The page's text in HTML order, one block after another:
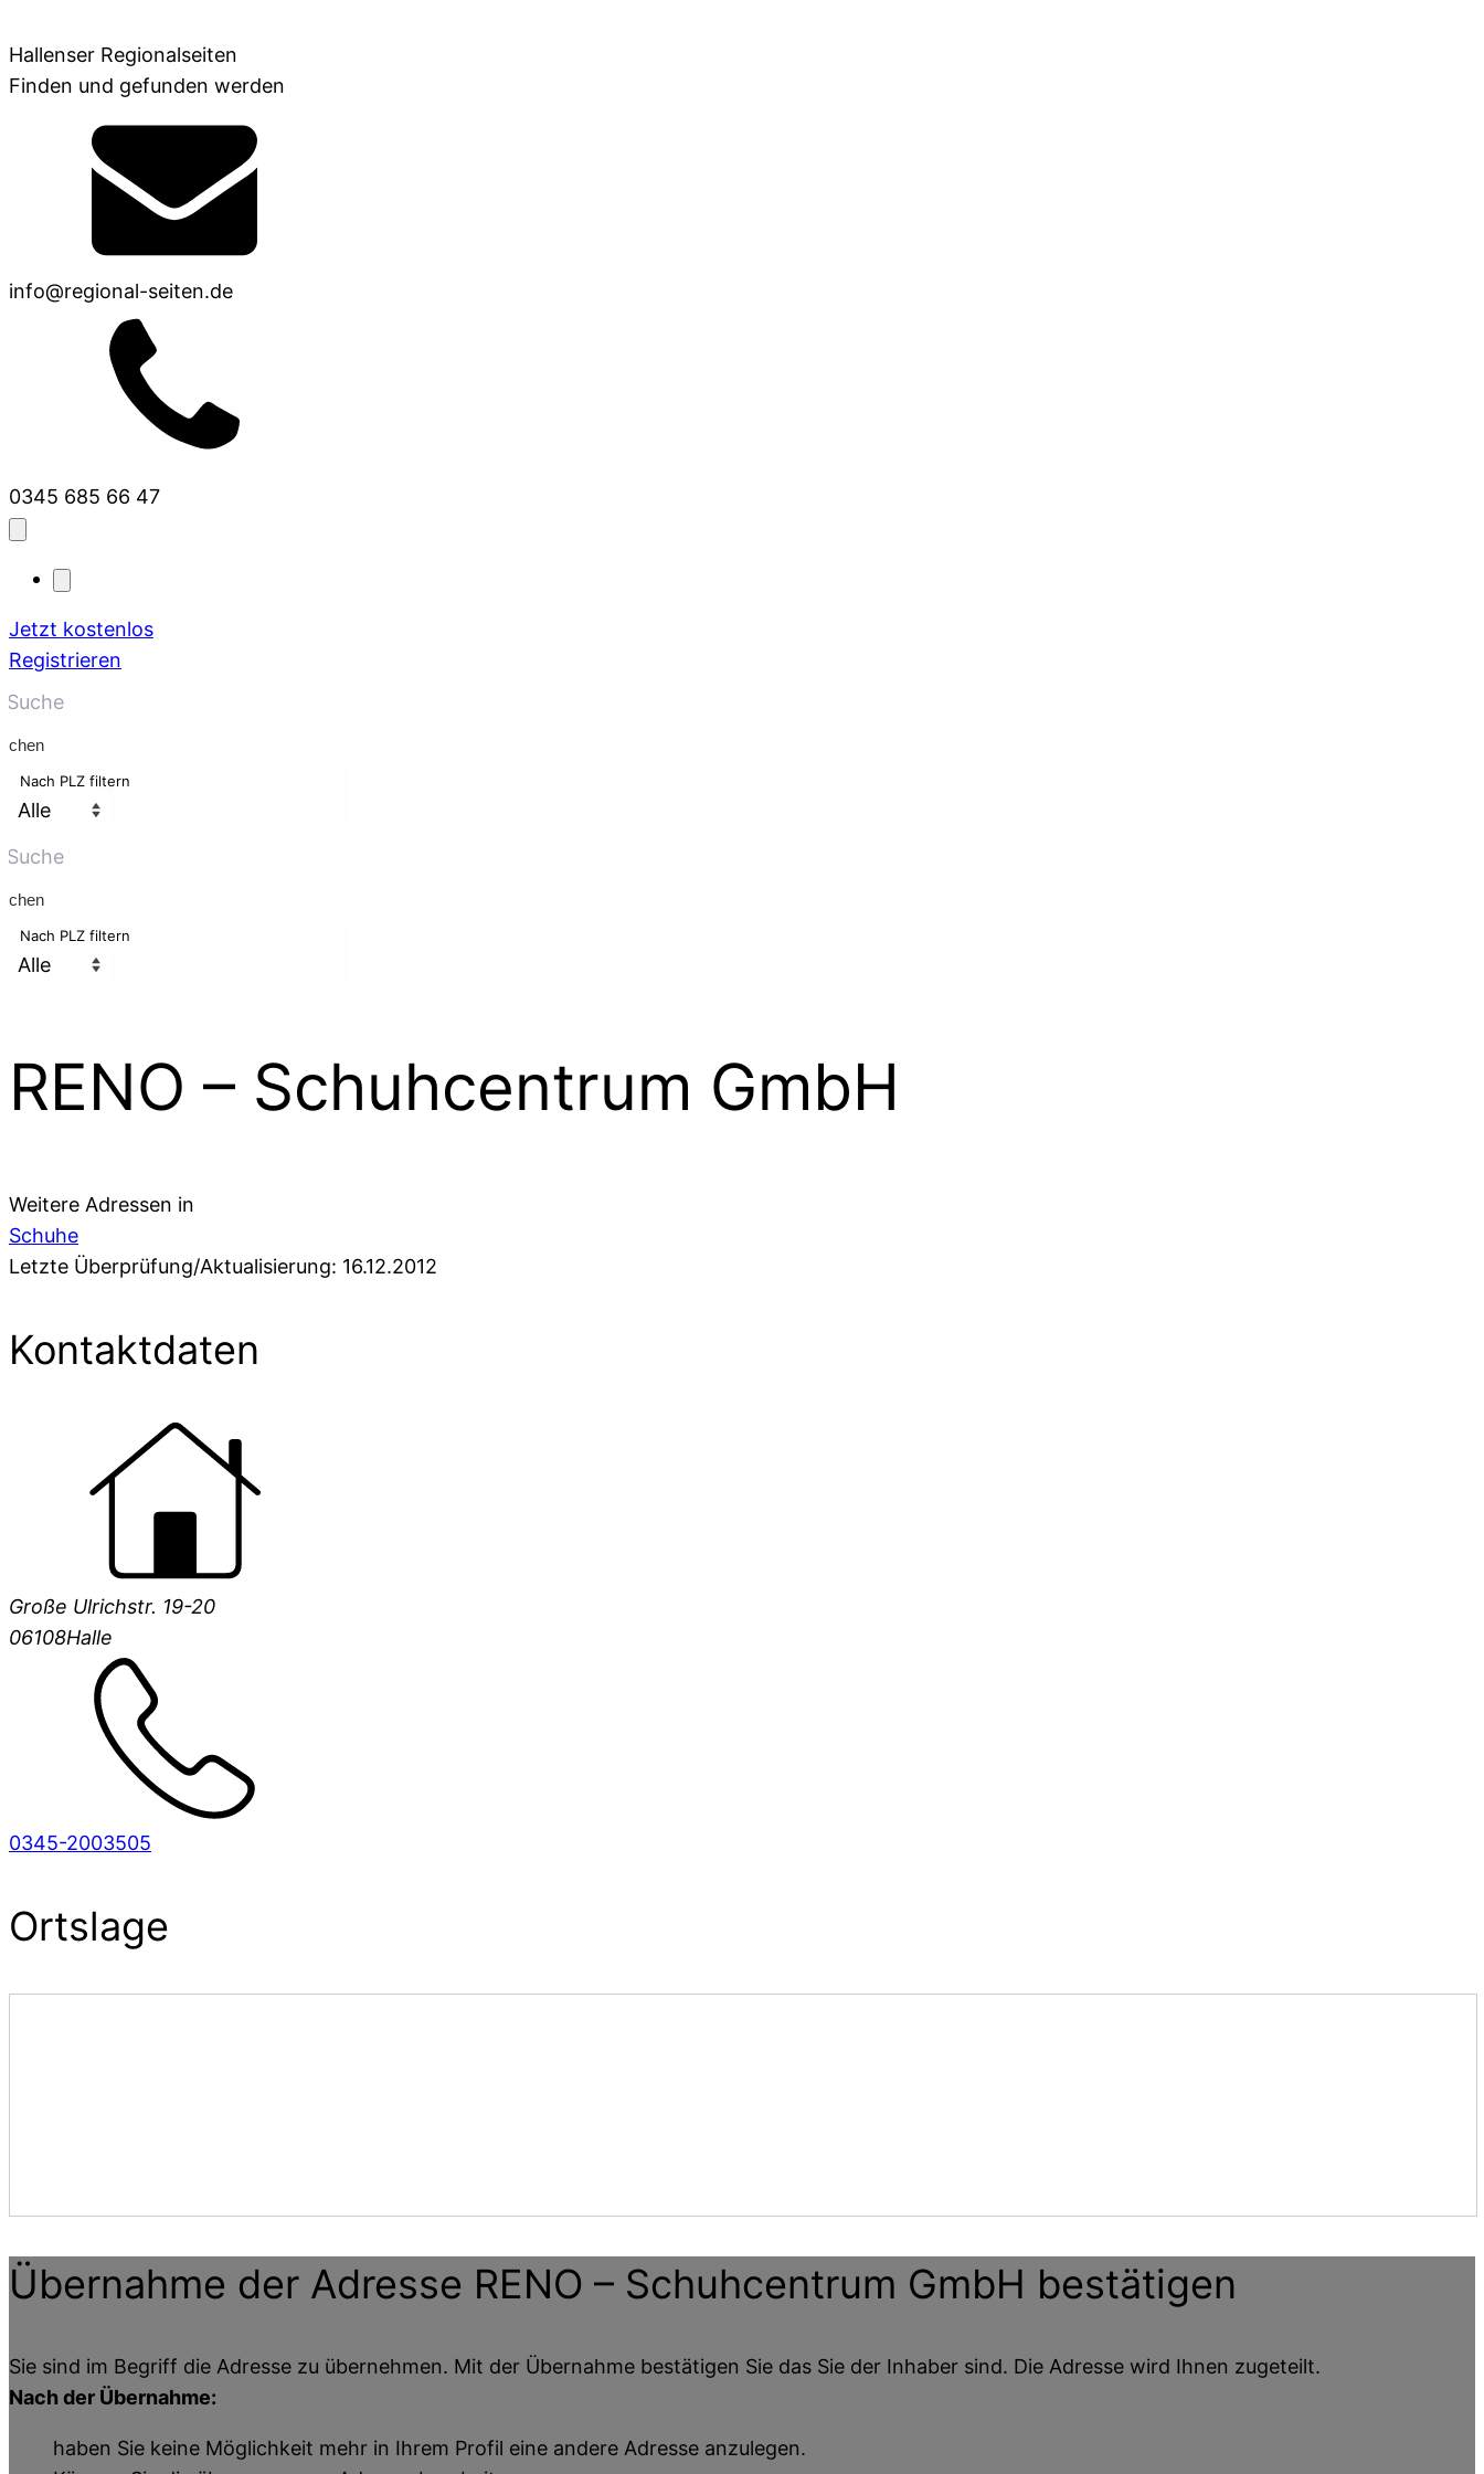
Hallenser Regionalseiten
Finden und gefunden werden
info@regional-seiten.de
0345 685 66 47
Jetzt kostenlos
Registrieren
Nach PLZ filtern
Nach PLZ filtern
RENO – Schuhcentrum GmbH
Weitere Adressen in
Schuhe
Letzte Überprüfung/Aktualisierung: 16.12.2012
Kontaktdaten
Große Ulrichstr. 19-20
06108Halle
0345-2003505
Ortslage
Übernahme der Adresse RENO – Schuhcentrum GmbH bestätigen
Sie sind im Begriff die Adresse zu übernehmen. Mit der Übernahme bestätigen Sie das Sie der Inhaber sind. Die Adresse wird Ihnen zugeteilt.
Nach der Übernahme:
haben Sie keine Möglichkeit mehr in Ihrem Profil eine andere Adresse anzulegen.